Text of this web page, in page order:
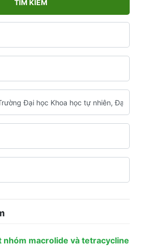
TÌM KIẾM
nhóm macrolide và tetracycline